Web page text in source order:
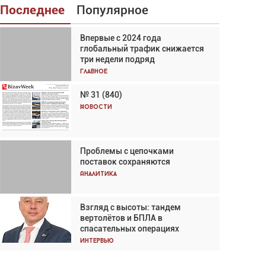
Последнее Популярное
Впервые с 2024 года
глобальный трафик снижается
три недели подряд
Главное
№ 31 (840)
Новости
Проблемы с цепочками
поставок сохраняются
Аналитика
Взгляд с высоты: тандем
вертолётов и БПЛА в
спасательных операциях
Интервью
Взгляд с высоты: тандем
вертолётов и БПЛА в
спасательных операциях
Главное
Авиационный фотограф Дэйв
Кох: «Фотография говорит сама
Впервые с 2024 года
глобальный трафик снижается
три недели подряд
Частный самолёт – это актив.
Подходите к покупке
соответствующим образом
Интервью